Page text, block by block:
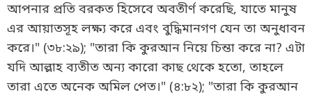
আপনার প্রতি বরকত হিসেবে অবতীর্ণ করেছি, যাতে মানুষ
এর আয়াতসূহ লক্ষ্য করে এবং বুদ্ধিমানগণ যেন তা অনুধাবন
করে।" (৩৮:২৯); "তারা কি কুরআন নিয়ে চিন্তা করে না? এটা
যদি আল্লাহ ব্যতীত অন্য কারো কাছ থেকে হতো, তাহলে
তারা এতে অনেক অমিল পেত।" (৪:৮২); "তারা কি কুরআন